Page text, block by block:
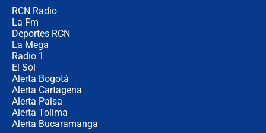
RCN Radio
La Fm
Deportes RCN
La Mega
Radio 1
El Sol
Alerta Bogotá
Alerta Cartagena
Alerta Paisa
Alerta Tolima
Alerta Bucaramanga